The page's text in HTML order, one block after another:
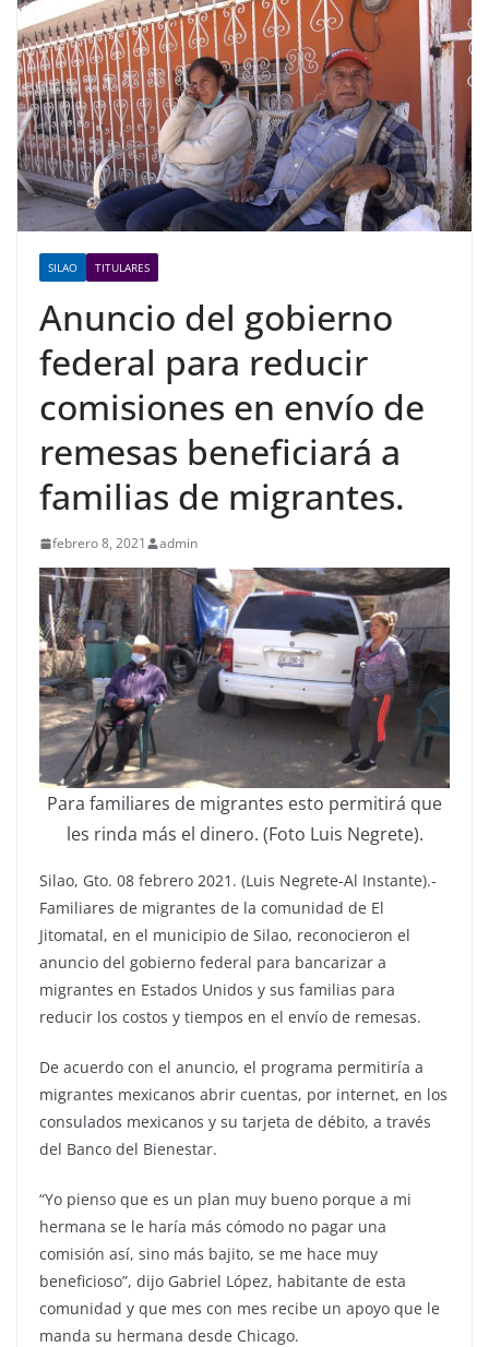
SILAO TITULARES
Anuncio del gobierno
federal para reducir
comisiones en envío de
remesas beneficiará a
familias de migrantes.
febrero 8, 2021 admin
Para familiares de migrantes esto permitirá que
les rinda más el dinero. (Foto Luis Negrete).
Silao, Gto. 08 febrero 2021. (Luis Negrete-Al Instante).-
Familiares de migrantes de la comunidad de El
Jitomatal, en el municipio de Silao, reconocieron el
anuncio del gobierno federal para bancarizar a
migrantes en Estados Unidos y sus familias para
reducir los costos y tiempos en el envío de remesas.
De acuerdo con el anuncio, el programa permitiría a
migrantes mexicanos abrir cuentas, por internet, en los
consulados mexicanos y su tarjeta de débito, a través
del Banco del Bienestar.
“Yo pienso que es un plan muy bueno porque a mi
hermana se le haría más cómodo no pagar una
comisión así, sino más bajito, se me hace muy
beneficioso”, dijo Gabriel López, habitante de esta
comunidad y que mes con mes recibe un apoyo que le
manda su hermana desde Chicago.